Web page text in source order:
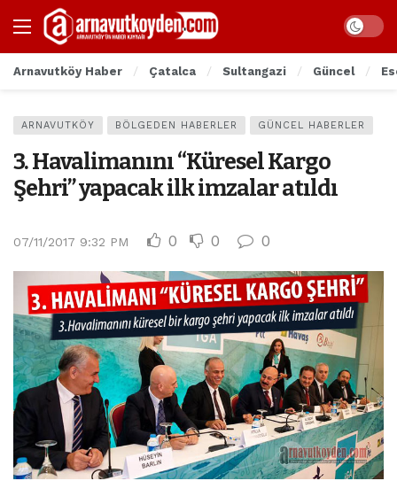
Arnavutköy Haber Çatalca Sultangazi Güncel
ARNAVUTKÖY BÖLGEDEN HABERLER GÜNCEL HABERLER
3. Havalimanını “Küresel Kargo
Şehri” yapacak ilk imzalar atıldı
07/11/2017 9:32 PM 0 0 0